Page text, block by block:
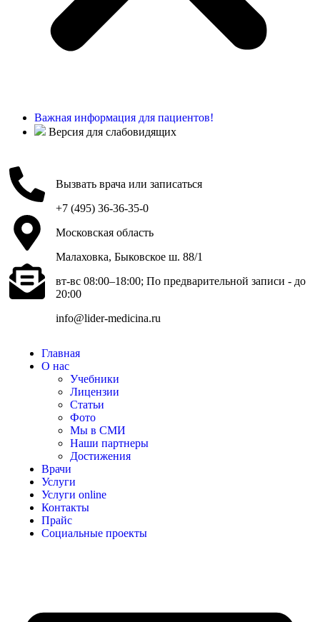
Важная информация для пациентов!
Версия для слабовидящих
Вызвать врача или записаться
+7 (495) 36-36-35-0
Московская область
Малаховка, Быковское ш. 88/1
вт-вс 08:00–18:00; По предварительной записи - до
20:00
info@lider-medicina.ru
Главная
О нас
Учебники
Лицензии
Статьи
Фото
Мы в СМИ
Наши партнеры
Достижения
Врачи
Услуги
Услуги online
Контакты
Прайс
Социальные проекты